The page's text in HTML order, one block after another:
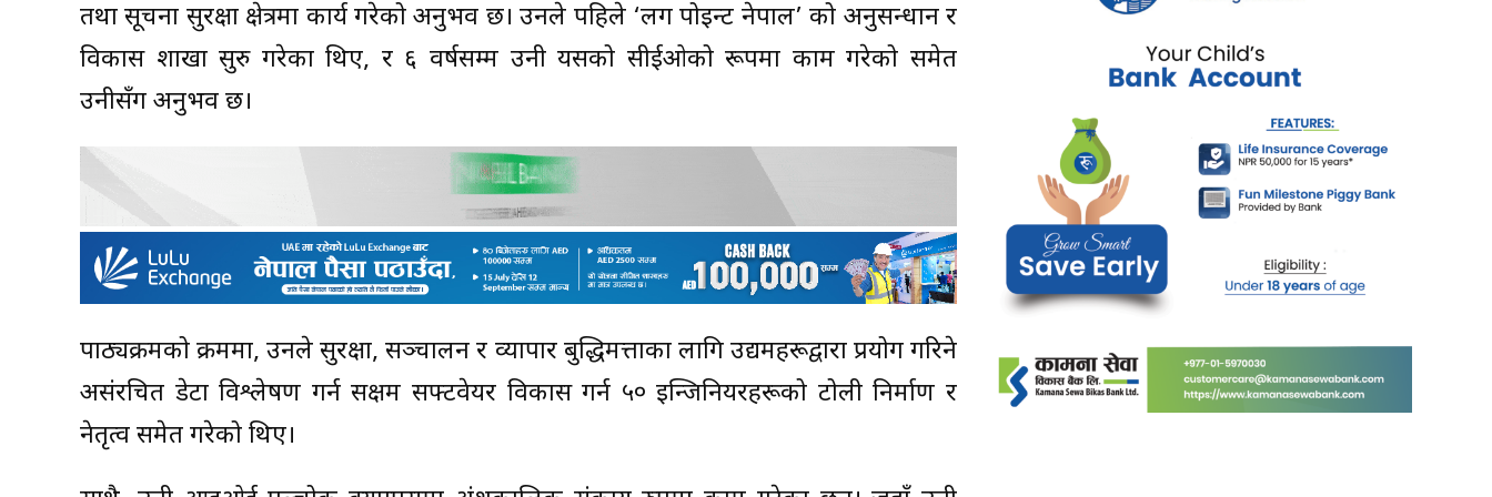
तथा सूचना सुरक्षा क्षेत्रमा कार्य गरेको अनुभव छ। उनले पहिले ‘लग पोइन्ट नेपाल’ को अनुसन्धान र
विकास शाखा सुरु गरेका थिए, र ६ वर्षसम्म उनी यसको सीईओको रूपमा काम गरेको समेत
उनीसँग अनुभव छ।
पाठ्यक्रमको क्रममा, उनले सुरक्षा, सञ्चालन र व्यापार बुद्धिमत्ताका लागि उद्यमहरूद्वारा प्रयोग गरिने
असंरचित डेटा विश्लेषण गर्न सक्षम सफ्टवेयर विकास गर्न ५० इन्जिनियरहरूको टोली निर्माण र
नेतृत्व समेत गरेको थिए।